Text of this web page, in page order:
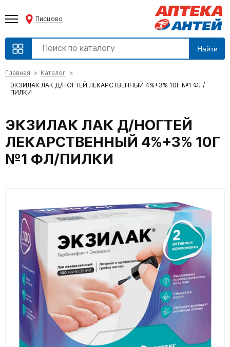
Писцово
Найти
Главная
Каталог
ЭКЗИЛАК ЛАК Д/НОГТЕЙ ЛЕКАРСТВЕННЫЙ 4%+3% 10Г №1 ФЛ/
ПИЛКИ
ЭКЗИЛАК ЛАК Д/НОГТЕЙ
ЛЕКАРСТВЕННЫЙ 4%+3% 10Г
№1 ФЛ/ПИЛКИ